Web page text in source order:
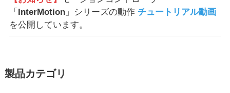
「
InterMotion」シリーズの動作 チュートリアル動画
を公開しています。
製品カテゴリ